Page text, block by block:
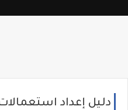
دليل إعداد